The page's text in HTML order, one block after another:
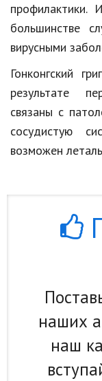
Домашние
Семья и дети
Путешествия
Культура и
Мода и стиль
Хобби и
Финансы
Природа
Образование
Наука и
профилактики.
большинстве
вирусными
Гонконгский
результате
связаны с
сосудистую
возможен
наших
наш